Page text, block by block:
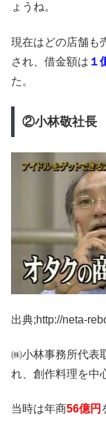
ょうね。
現在はどの店舗も
され、借金額は １
た。
②小林敬社長
出典;http://neta-
㈱小林事務所代表
れ、創作料理を中
当時は年商56億円